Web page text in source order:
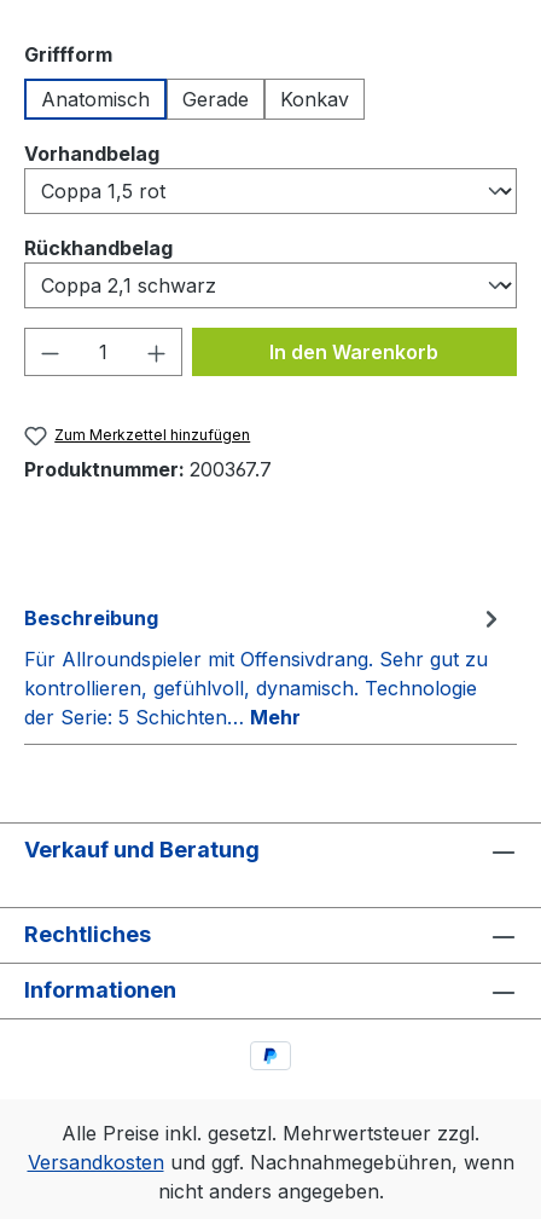
Griffformauswählen
Anatomisch
Gerade Konkav
Vorhandbelagauswählen
Rückhandbelagauswählen
Produkt Anzahl: Gib denIn den Warenkorb
Zum Merkzettel hinzufügen
Produktnummer: 200367.7
Beschreibung
Für Allroundspieler mit Offensivdrang. Sehr gut zu
kontrollieren, gefühlvoll, dynamisch. Technologie
der Serie: 5 Schichten… Mehr
Verkauf und Beratung
Rechtliches
Informationen
Alle Preise inkl. gesetzl. Mehrwertsteuer zzgl.
Versandkostenund ggf. Nachnahmegebühren, wenn
nicht anders angegeben.